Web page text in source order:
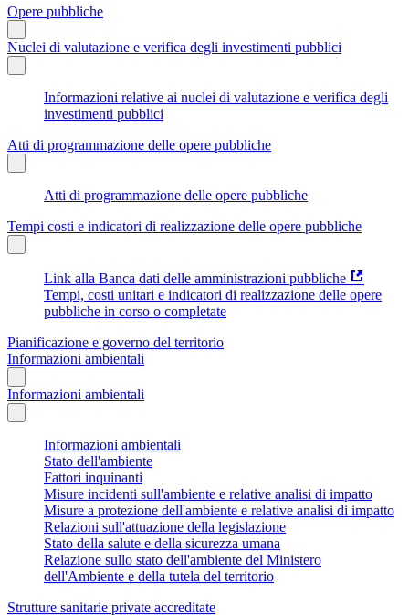
Opere pubbliche
Nuclei di valutazione e verifica degli investimenti pubblici
Informazioni relative ai nuclei di valutazione e verifica degli
investimenti pubblici
Atti di programmazione delle opere pubbliche
Atti di programmazione delle opere pubbliche
Tempi costi e indicatori di realizzazione delle opere pubbliche
Link alla Banca dati delle amministrazioni pubbliche
Tempi, costi unitari e indicatori di realizzazione delle opere
pubbliche in corso o completate
Pianificazione e governo del territorio
Informazioni ambientali
Informazioni ambientali
Informazioni ambientali
Stato dell'ambiente
Fattori inquinanti
Misure incidenti sull'ambiente e relative analisi di impatto
Misure a protezione dell'ambiente e relative analisi di impatto
Relazioni sull'attuazione della legislazione
Stato della salute e della sicurezza umana
Relazione sullo stato dell'ambiente del Ministero
dell'Ambiente e della tutela del territorio
Strutture sanitarie private accreditate